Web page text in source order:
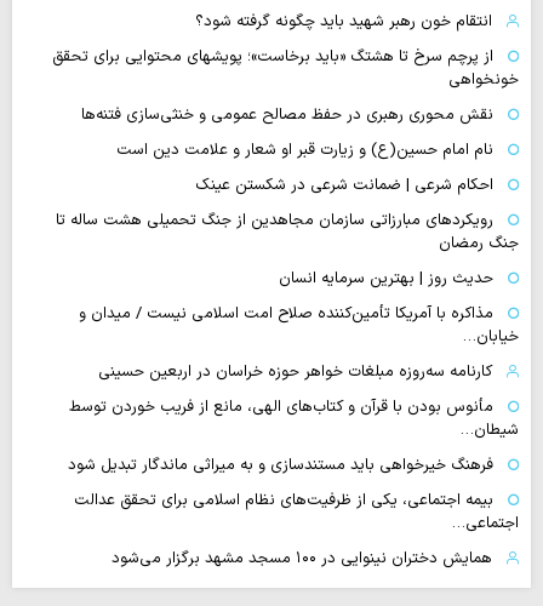
انتقام خون رهبر شهید باید چگونه گرفته شود؟
از پرچم سرخ تا هشتگ «باید برخاست»؛ پویشهای محتوایی برای تحقق
خونخواهی
نقش محوری رهبری در حفظ مصالح عمومی و خنثی‌سازی فتنه‌ها
نام امام حسین(ع) و زیارت قبر او شعار و علامت دین است
احکام شرعی | ضمانت شرعی در شکستن عینک
رویکردهای مبارزاتی سازمان مجاهدین از جنگ تحمیلی هشت ساله تا
جنگ رمضان
حدیث روز | بهترین سرمایه انسان
مذاکره با آمریکا تأمین‌کننده صلاح امت اسلامی نیست / میدان و
خیابان…
کارنامه سه‌روزه مبلغات خواهر حوزه خراسان در اربعین حسینی
مأنوس بودن با قرآن و کتاب‌های الهی، مانع از فریب خوردن توسط
شیطان…
فرهنگ خیرخواهی باید مستندسازی و به میراثی ماندگار تبدیل شود
بیمه اجتماعی، یکی از ظرفیت‌های نظام اسلامی برای تحقق عدالت
اجتماعی…
همایش دختران نینوایی در ۱۰۰ مسجد مشهد برگزار می‌شود